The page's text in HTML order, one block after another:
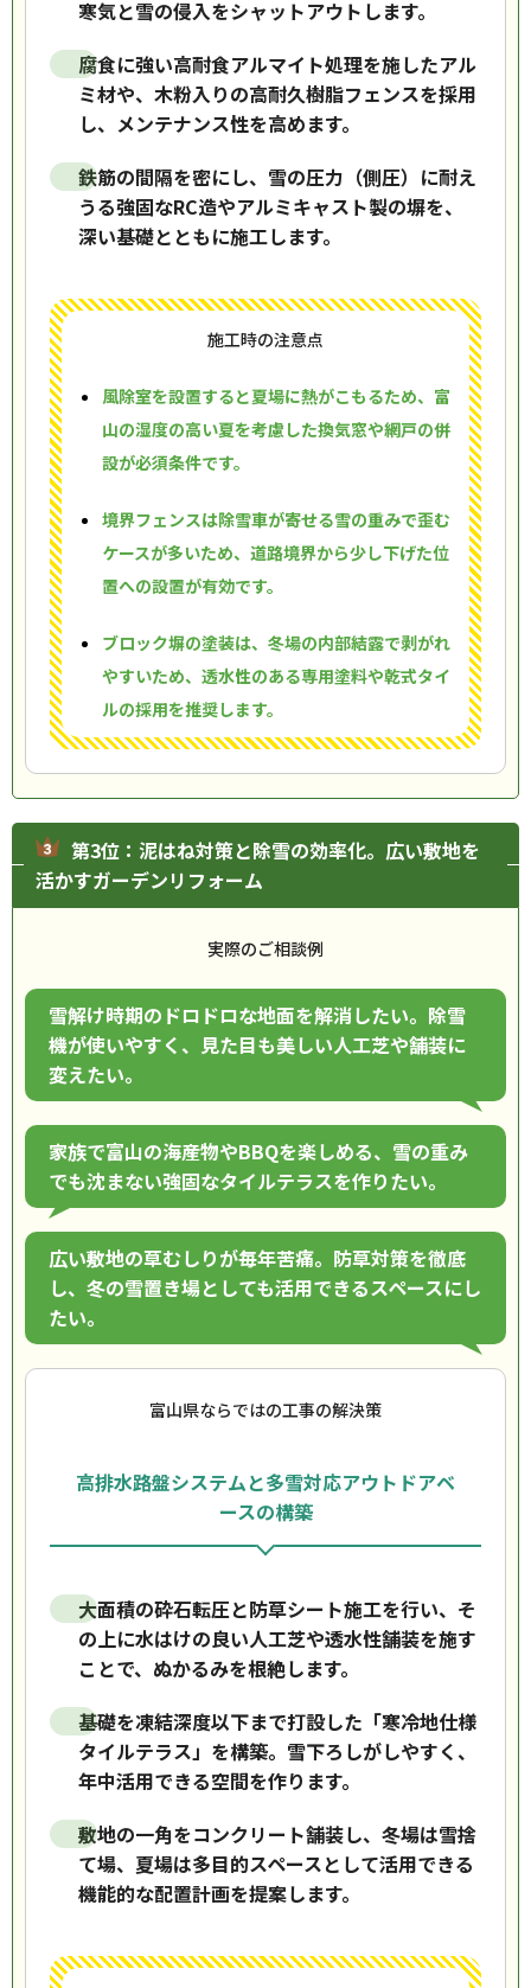
寒気と雪の侵入をシャットアウトします。
腐食に強い高耐食アルマイト処理を施したアル
ミ材や、木粉入りの高耐久樹脂フェンスを採用
し、メンテナンス性を高めます。
鉄筋の間隔を密にし、雪の圧力（側圧）に耐え
うる強固なRC造やアルミキャスト製の塀を、
深い基礎とともに施工します。
施工時の注意点
風除室を設置すると夏場に熱がこもるため、富
山の湿度の高い夏を考慮した換気窓や網戸の併
設が必須条件です。
境界フェンスは除雪車が寄せる雪の重みで歪む
ケースが多いため、道路境界から少し下げた位
置への設置が有効です。
ブロック塀の塗装は、冬場の内部結露で剥がれ
やすいため、透水性のある専用塗料や乾式タイ
ルの採用を推奨します。
第3位：泥はね対策と除雪の効率化。広い敷地を
活かすガーデンリフォーム
実際のご相談例
雪解け時期のドロドロな地面を解消したい。除雪
機が使いやすく、見た目も美しい人工芝や舗装に
変えたい。
家族で富山の海産物やBBQを楽しめる、雪の重み
でも沈まない強固なタイルテラスを作りたい。
広い敷地の草むしりが毎年苦痛。防草対策を徹底
し、冬の雪置き場としても活用できるスペースにし
たい。
富山県ならではの工事の解決策
高排水路盤システムと多雪対応アウトドアベ
ースの構築
大面積の砕石転圧と防草シート施工を行い、そ
の上に水はけの良い人工芝や透水性舗装を施す
ことで、ぬかるみを根絶します。
基礎を凍結深度以下まで打設した「寒冷地仕様
タイルテラス」を構築。雪下ろしがしやすく、
年中活用できる空間を作ります。
敷地の一角をコンクリート舗装し、冬場は雪捨
て場、夏場は多目的スペースとして活用できる
機能的な配置計画を提案します。